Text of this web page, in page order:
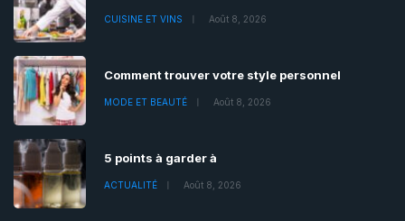
CUISINE ET VINS Août 8, 2026
Comment trouver votre style personnel
MODE ET BEAUTÉ Août 8, 2026
5 points à garder à
ACTUALITÉ Août 8, 2026